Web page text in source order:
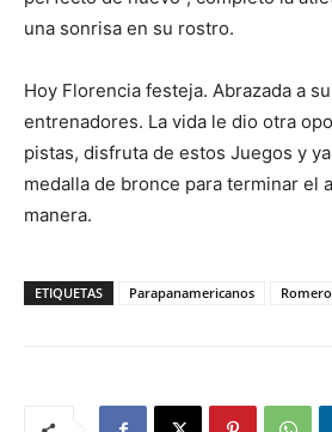
una sonrisa en su rostro.
Hoy Florencia festeja. Abrazada a
entrenadores. La vida le dio otra
pistas, disfruta de estos Juegos y
medalla de bronce para terminar el
manera.
ETIQUETAS Parapanamericanos Romero